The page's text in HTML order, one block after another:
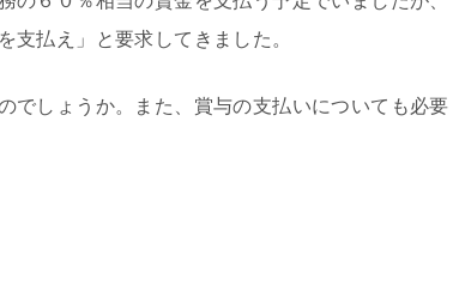
支払え」と要求してきました。
しょうか。また、賞与の支払いについても必要